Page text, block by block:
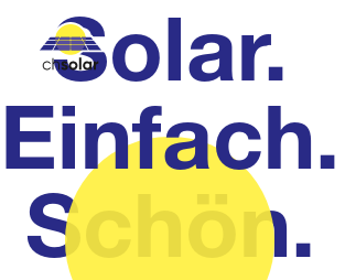
Solar.
Einfach.
Schön.